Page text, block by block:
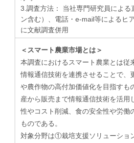
3.調査方法： 当社専門研究員による
ン含む）、電話・e-mail等によるヒ
に文献調査併用
＜スマート農業市場とは＞
本調査におけるスマート農業とは従
情報通信技術を連携させることで、
や農作物の高付加価値化を目指すも
産から販売まで情報通信技術を活用
性やコスト削減、食の安全性や労働
ものである。
対象分野は①栽培支援ソリューショ